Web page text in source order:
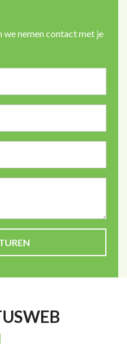
nemen contact met je